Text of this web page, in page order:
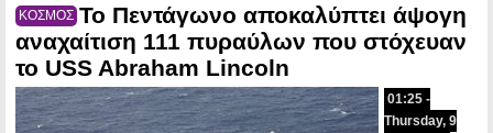
ΚΟΣΜΟΣ Το Πεντάγωνο αποκαλύπτει άψογη
αναχαίτιση 111 πυραύλων που στόχευαν
το USS Abraham Lincoln
01:25 -
Thursday, 9